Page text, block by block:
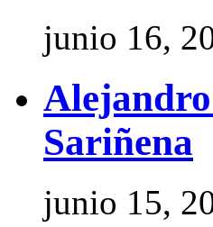
junio 16,
Sariñena
junio 15,